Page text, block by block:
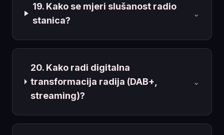
19. Kako se mjeri slušanost radio
stanica?
⌄
20. Kako radi digitalna
transformacija radija (DAB+,
streaming)?
⌄